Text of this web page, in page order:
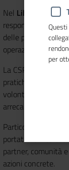
Nel Libro Verde
responsabilità
delle
operazioni
La CSR va oltre il
pratiche e
volontaria, nella
arrecare benefici e
Particolare
portatori
partner, comunità
azioni concrete.
per